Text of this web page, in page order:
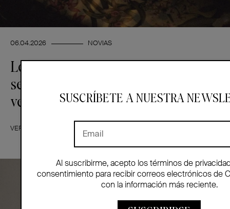
06.04.2026 NOVIAS
Lencería moldeadora: el gran
secreto de las diseñadoras de
vestidos de novia
VER MÁS
SUSCRÍBETE A NUESTRA
Al suscribirme, acepto los términos de
consentimiento para recibir correos electrónicos de
con la información más reciente.